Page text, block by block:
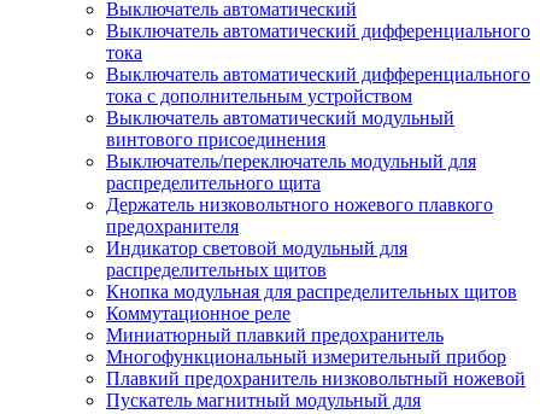
Выключатель автоматический
Выключатель автоматический дифференциального
тока
Выключатель автоматический дифференциального
тока с дополнительным устройством
Выключатель автоматический модульный
винтового присоединения
Выключатель/переключатель модульный для
распределительного щита
Держатель низковольтного ножевого плавкого
предохранителя
Индикатор световой модульный для
распределительных щитов
Кнопка модульная для распределительных щитов
Коммутационное реле
Миниатюрный плавкий предохранитель
Многофункциональный измерительный прибор
Плавкий предохранитель низковольтный ножевой
Пускатель магнитный модульный для